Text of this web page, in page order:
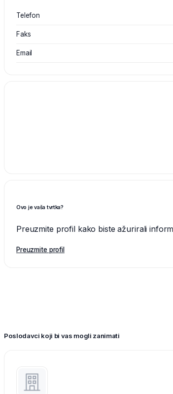
Telefon
Faks
Email
Ovo je vaša tvrtka?
Preuzmite profil kako biste ažurirali
Preuzmite profil
Poslodavci koji bi vas mogli zanimati